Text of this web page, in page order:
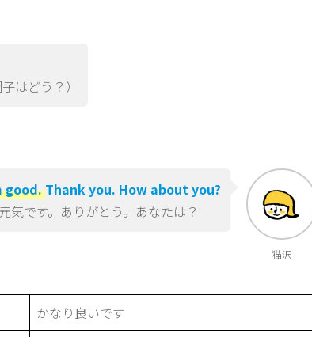
はどう？）
猫沢
good.Thank you. How about you?
気です。ありがとう。あなたは？
かなり良いです